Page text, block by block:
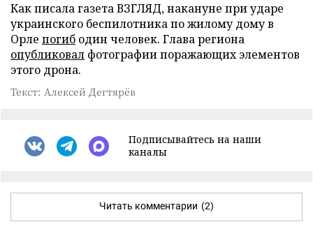
Как писала газета ВЗГЛЯД, накануне при ударе
украинского беспилотника по жилому дому в
Орле погиб один человек. Глава региона
опубликовал фотографии поражающих элементов
этого дрона.
Текст: Алексей Дегтярёв
Подписывайтесь на наши
каналы
Читать комментарии (2)